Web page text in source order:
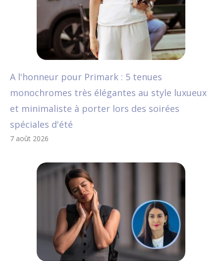
A l'honneur pour Primark : 5 tenues
monochromes très élégantes au style luxueux
et minimaliste à porter lors des soirées
spéciales d'été
7 août 2026